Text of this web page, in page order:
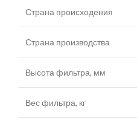
Страна происходения
Страна производства
Высота фильтра, мм
Вес фильтра, кг